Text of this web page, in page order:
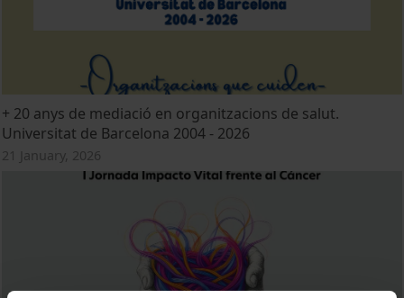
+ 20 anys de mediació en organitzacions de salut.
Universitat de Barcelona 2004 - 2026
21 January, 2026